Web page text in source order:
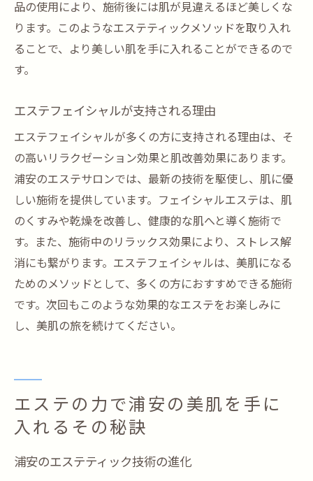
品の使用により、施術後には肌が見違えるほど美しくな
ります。このようなエステティックメソッドを取り入れ
ることで、より美しい肌を手に入れることができるので
す。
エステフェイシャルが支持される理由
エステフェイシャルが多くの方に支持される理由は、そ
の高いリラクゼーション効果と肌改善効果にあります。
浦安のエステサロンでは、最新の技術を駆使し、肌に優
しい施術を提供しています。フェイシャルエステは、肌
のくすみや乾燥を改善し、健康的な肌へと導く施術で
す。また、施術中のリラックス効果により、ストレス解
消にも繋がります。エステフェイシャルは、美肌になる
ためのメソッドとして、多くの方におすすめできる施術
です。次回もこのような効果的なエステをお楽しみに
し、美肌の旅を続けてください。
エステの力で浦安の美肌を手に
入れるその秘訣
浦安のエステティック技術の進化